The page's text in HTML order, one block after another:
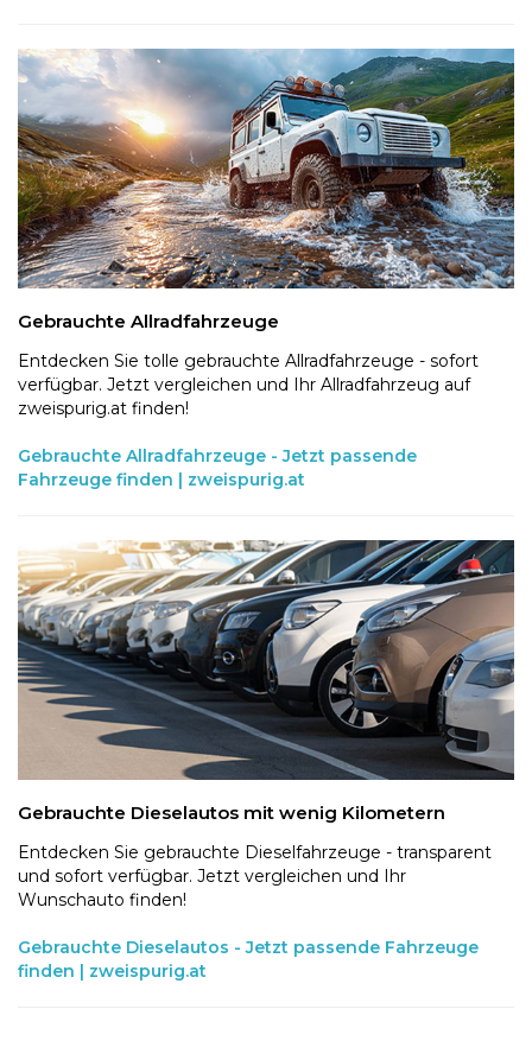
Gebrauchte Allradfahrzeuge
Entdecken Sie tolle gebrauchte Allradfahrzeuge - sofort
verfügbar. Jetzt vergleichen und Ihr Allradfahrzeug auf
zweispurig.at finden!
Gebrauchte Allradfahrzeuge - Jetzt passende
Fahrzeuge finden | zweispurig.at
Gebrauchte Dieselautos mit wenig Kilometern
Entdecken Sie gebrauchte Dieselfahrzeuge - transparent
und sofort verfügbar. Jetzt vergleichen und Ihr
Wunschauto finden!
Gebrauchte Dieselautos - Jetzt passende Fahrzeuge
finden | zweispurig.at